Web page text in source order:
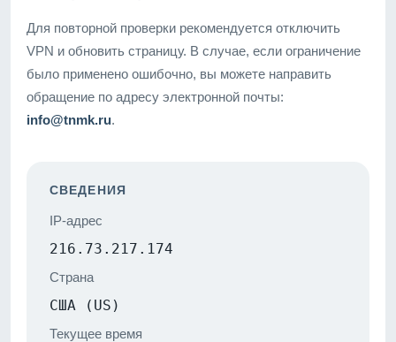
Для повторной проверки рекомендуется отключить
VPN и обновить страницу. В случае, если ограничение
было применено ошибочно, вы можете направить
обращение по адресу электронной почты:
info@tnmk.ru.
СВЕДЕНИЯ
IP-адрес
216.73.217.174
Страна
США (US)
Текущее время